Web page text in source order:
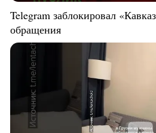
Telegram заблокировал
обращения